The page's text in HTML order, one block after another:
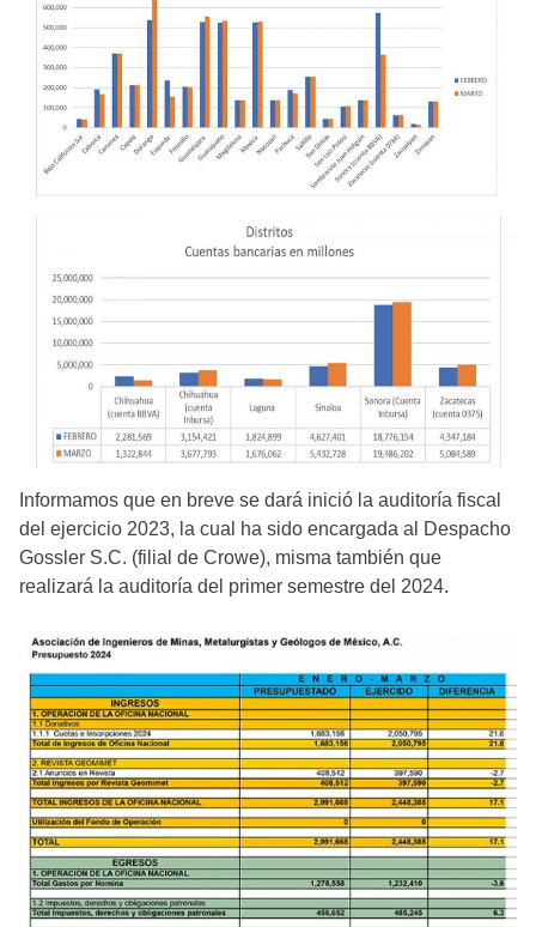
Informamos que en breve se dará inició la auditoría fiscal
del ejercicio 2023, la cual ha sido encargada al Despacho
Gossler S.C. (filial de Crowe), misma también que
realizará la auditoría del primer semestre del 2024.